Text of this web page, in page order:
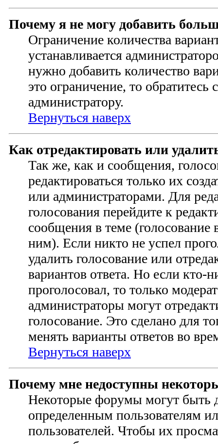
Почему я не могу добавить
Ограничение количества
устанавливается
нужно добавить количество
это ограничение, то
администратору.
Вернуться наверх
Как отредактировать или
Так же, как и сообщения,
редактироваться только их
или администраторами. Для
голосования перейдите к
сообщения в теме (голосование
ним). Если никто не успел
удалить голосование или
вариантов ответа. Но если кто-
проголосовал, то только
администраторы могут
голосование. Это сделано для
менять варианты ответов во
Вернуться наверх
Почему мне недоступны
Некоторые форумы могут быть
определенным пользователям
пользователей. Чтобы их